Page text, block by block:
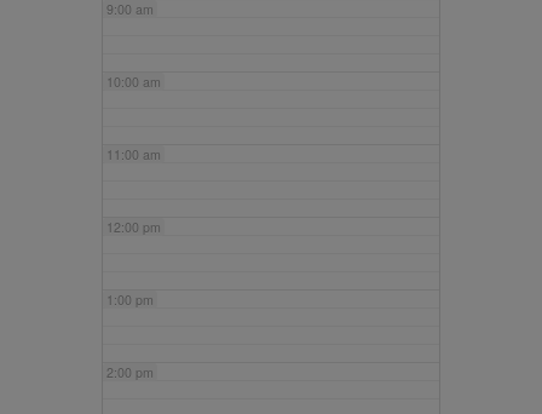
9:00 am
10:00 am
11:00 am
12:00 pm
1:00 pm
2:00 pm